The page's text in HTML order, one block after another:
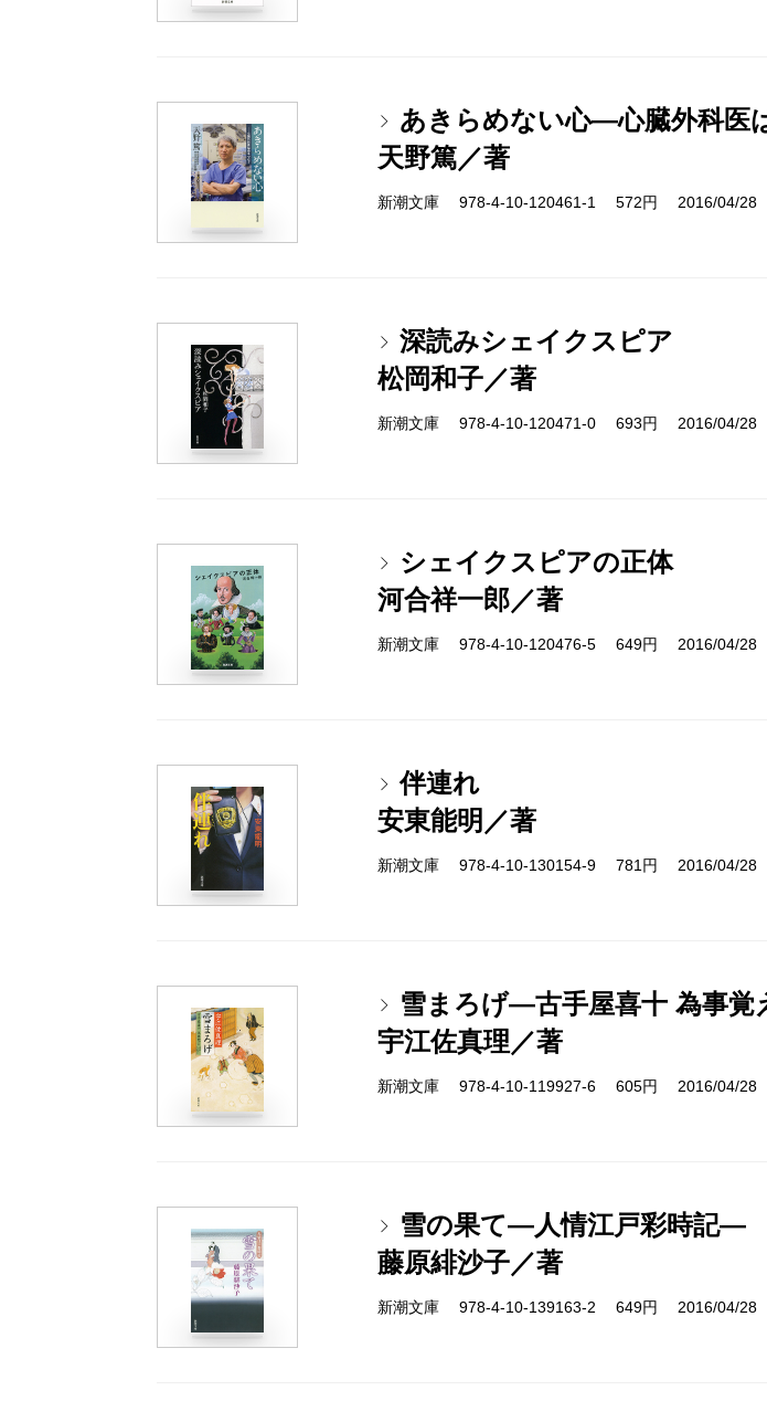
あきらめない心―心臓外科医
天野篤／著
新潮文庫 978-4-10-120461-1 572円 2016/04/28
深読みシェイクスピア
松岡和子／著
新潮文庫 978-4-10-120471-0 693円 2016/04/28
シェイクスピアの正体
河合祥一郎／著
新潮文庫 978-4-10-120476-5 649円 2016/04/28
伴連れ
安東能明／著
新潮文庫 978-4-10-130154-9 781円 2016/04/28
雪まろげ―古手屋喜十 為事
宇江佐真理／著
新潮文庫 978-4-10-119927-6 605円 2016/04/28
雪の果て―人情江戸彩時記―
藤原緋沙子／著
新潮文庫 978-4-10-139163-2 649円 2016/04/28